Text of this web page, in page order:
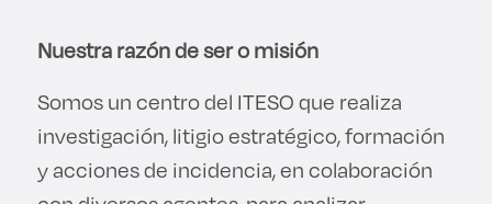
Lo más buscado
Nuestra razón de ser o misión
Somos un centro del ITESO que realiza
investigación, litigio estratégico, formación
y acciones de incidencia, en colaboración